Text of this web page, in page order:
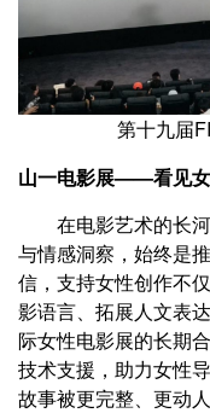
第十九届
山一电影展——看见
在电影艺术的长
与情感洞察，始终是
信，支持女性创作不
影语言、拓展人文表
际女性电影展的长期
技术支援，助力女性
故事被更完整、更动人